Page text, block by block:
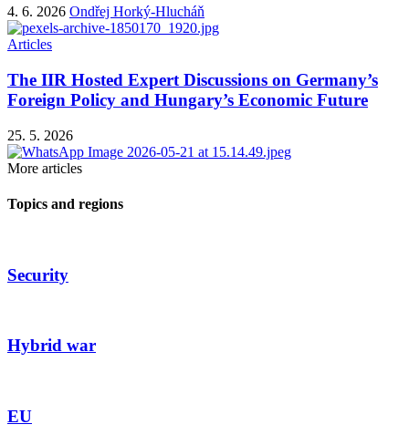
4. 6. 2026 Ondřej Horký-Hlucháň
Articles
The IIR Hosted Expert Discussions on Germany’s
Foreign Policy and Hungary’s Economic Future
25. 5. 2026
More articles
Topics and regions
Security
Hybrid war
EU